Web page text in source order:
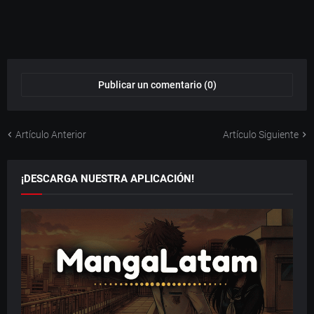
Publicar un comentario (0)
Artículo Anterior Artículo Siguiente
¡DESCARGA NUESTRA APLICACIÓN!